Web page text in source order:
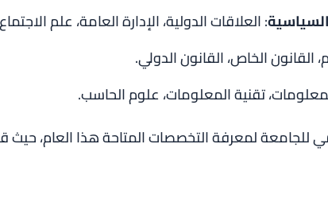
: العلاقات الدولية، الإدارة العامة، علم
القانون الخاص، القانون الدولي.
تقنية المعلومات، علوم الحاسب.
للجامعة لمعرفة التخصصات المتاحة هذا العام، حيث